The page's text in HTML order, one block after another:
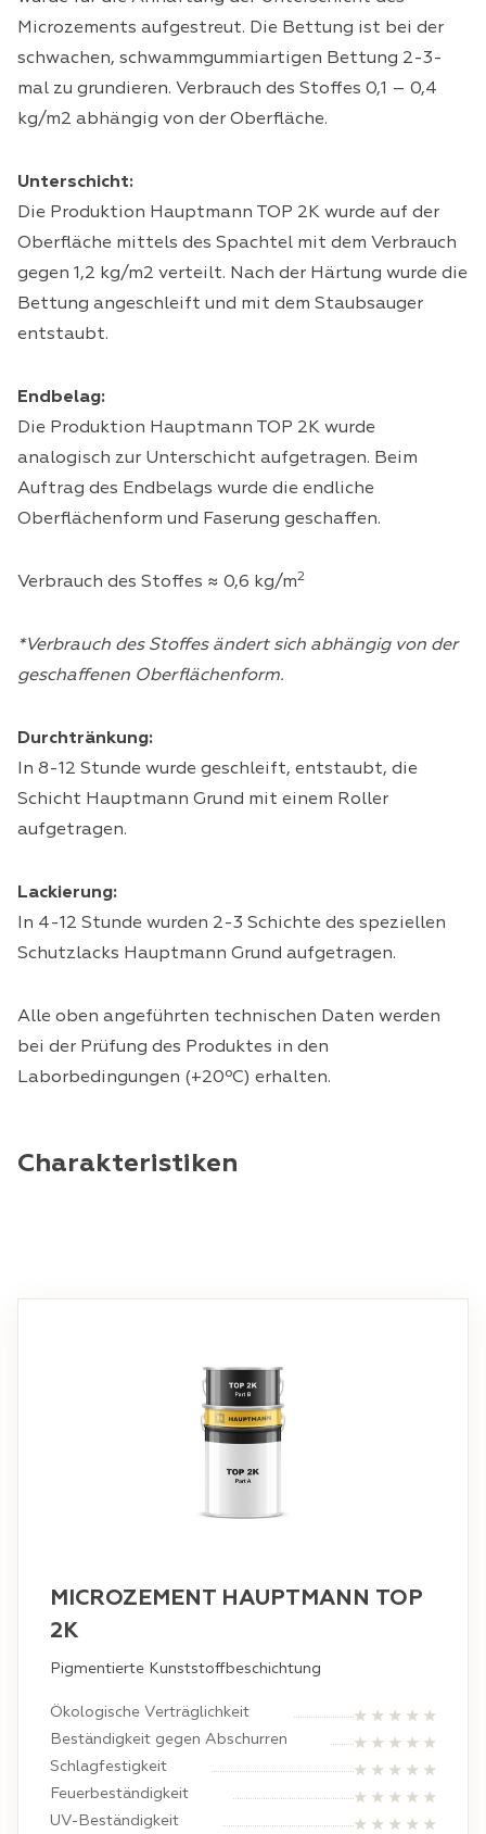
Microzements aufgestreut. Die Bettung ist bei der
schwachen, schwammgummiartigen Bettung 2-3-
mal zu grundieren. Verbrauch des Stoffes 0,1 – 0,4
kg/m2 abhängig von der Oberfläche.
Unterschicht:
Die Produktion Hauptmann TOP 2K wurde auf der
Oberfläche mittels des Spachtel mit dem Verbrauch
gegen 1,2 kg/m2 verteilt. Nach der Härtung wurde die
Bettung angeschleift und mit dem Staubsauger
entstaubt.
Endbelag:
Die Produktion Hauptmann TOP 2K wurde
analogisch zur Unterschicht aufgetragen. Beim
Auftrag des Endbelags wurde die endliche
Oberflächenform und Faserung geschaffen.
Verbrauch des Stoffes ≈ 0,6 kg/m2
*Verbrauch des Stoffes ändert sich abhängig von der
geschaffenen Oberflächenform.
Durchtränkung:
In 8-12 Stunde wurde geschleift, entstaubt, die
Schicht Hauptmann Grund mit einem Roller
aufgetragen.
Lackierung:
In 4-12 Stunde wurden 2-3 Schichte des speziellen
Schutzlacks Hauptmann Grund aufgetragen.
Alle oben angeführten technischen Daten werden
bei der Prüfung des Produktes in den
Laborbedingungen (+20ºС) erhalten.
Charakteristiken
MICROZEMENT HAUPTMANN ТОР
2K
Pigmentierte Kunststoffbeschichtung
Ökologische Verträglichkeit
Beständigkeit gegen Abschurren
Schlagfestigkeit
Feuerbeständigkeit
UV-Beständigkeit